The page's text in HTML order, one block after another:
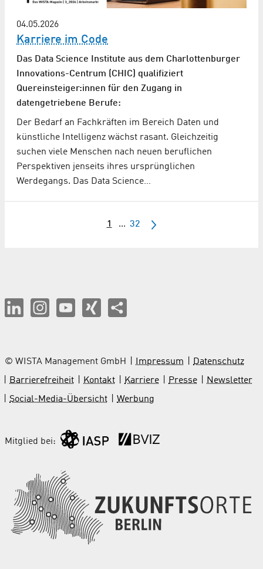
04.05.2026
Karriere im Code
Das Data Science Institute aus dem Charlottenburger
Innovations-Centrum (CHIC) qualifiziert
Quereinsteiger:innen für den Zugang in
datengetriebene Berufe:
Der Bedarf an Fachkräften im Bereich Daten und
künstliche Intelligenz wächst rasant. Gleichzeitig
suchen viele Menschen nach neuen beruflichen
Perspektiven jenseits ihres ursprünglichen
Werdegangs. Das Data Science…
1 ... 32
© WISTA Management GmbH Impressum
Datenschutz
Barrierefreiheit
Kontakt Karriere Presse
Newsletter
Social-Media-Übersicht
Werbung
Mitglied bei: